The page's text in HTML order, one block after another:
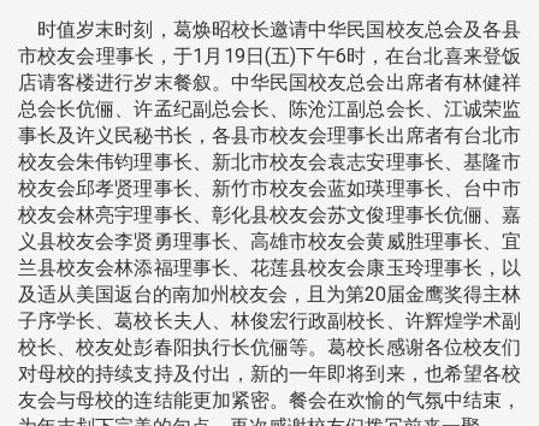
时值岁末时刻，葛焕昭校长邀请中华民国校友总会及各县
市校友会理事长，于1月19日(五)下午6时，在台北喜来登饭
店请客楼进行岁末餐叙。中华民国校友总会出席者有林健祥
总会长伉俪、许孟纪副总会长、陈沧江副总会长、江诚荣监
事长及许义民秘书长，各县市校友会理事长出席者有台北市
校友会朱伟钧理事长、新北市校友会袁志安理事长、基隆市
校友会邱孝贤理事长、新竹市校友会蓝如瑛理事长、台中市
校友会林亮宇理事长、彰化县校友会苏文俊理事长伉俪、嘉
义县校友会李贤勇理事长、高雄市校友会黄威胜理事长、宜
兰县校友会林添福理事长、花莲县校友会康玉玲理事长，以
及适从美国返台的南加州校友会，且为第20届金鹰奖得主林
子序学长、葛校长夫人、林俊宏行政副校长、许辉煌学术副
校长、校友处彭春阳执行长伉俪等。葛校长感谢各位校友们
对母校的持续支持及付出，新的一年即将到来，也希望各校
友会与母校的连结能更加紧密。餐会在欢愉的气氛中结束，